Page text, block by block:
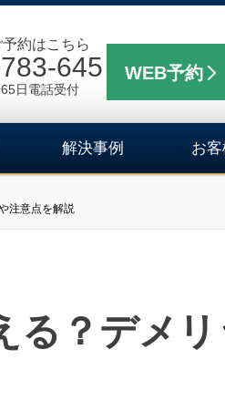
約はこちら
645
日電話受付
WEB予約
解決事例 お
注意点を解説
る？デメリ